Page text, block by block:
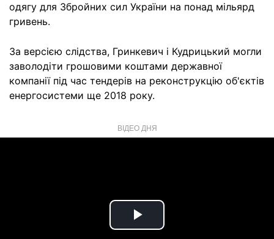
одягу для Збройних сил України на понад мільярд
гривень.
За версією слідства, Гринкевич і Кудрицький могли
заволодіти грошовими коштами державної
компанії під час тендерів на реконструкцію об'єктів
енергосистеми ще 2018 року.
ВІДЕО ДНЯ
Play